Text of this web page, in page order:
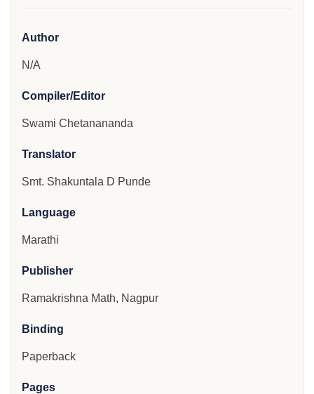
Author
N/A
Compiler/Editor
Swami Chetanananda
Translator
Smt. Shakuntala D Punde
Language
Marathi
Publisher
Ramakrishna Math, Nagpur
Binding
Paperback
Pages